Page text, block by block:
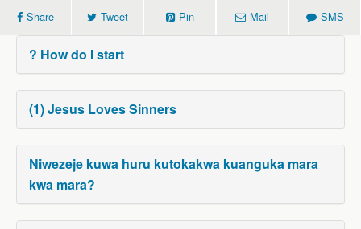
Share Tweet Pin Mail SMS
? How do I start
(1) Jesus Loves Sinners
Niwezeje kuwa huru kutokakwa kuanguka mara
kwa mara?